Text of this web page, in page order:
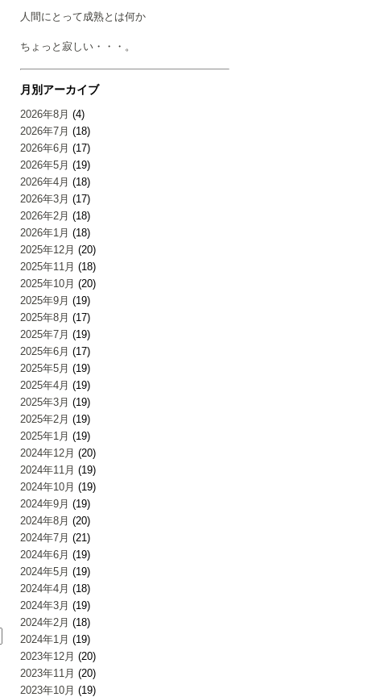
人間にとって成熟とは何か
ちょっと寂しい・・・。
月別アーカイブ
2026年8月 (4)
2026年7月 (18)
2026年6月 (17)
2026年5月 (19)
2026年4月 (18)
2026年3月 (17)
2026年2月 (18)
2026年1月 (18)
2025年12月 (20)
2025年11月 (18)
2025年10月 (20)
2025年9月 (19)
2025年8月 (17)
2025年7月 (19)
2025年6月 (17)
2025年5月 (19)
2025年4月 (19)
2025年3月 (19)
2025年2月 (19)
2025年1月 (19)
2024年12月 (20)
2024年11月 (19)
2024年10月 (19)
2024年9月 (19)
2024年8月 (20)
2024年7月 (21)
2024年6月 (19)
2024年5月 (19)
2024年4月 (18)
2024年3月 (19)
2024年2月 (18)
2024年1月 (19)
2023年12月 (20)
2023年11月 (20)
2023年10月 (19)